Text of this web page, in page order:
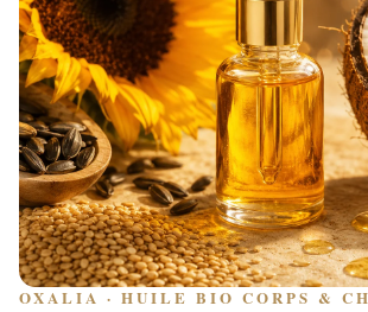
OXALIA · HUILE BIO CORPS &